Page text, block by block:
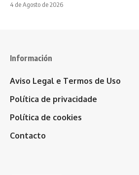
4 de Agosto de 2026
Información
Aviso Legal e Termos de Uso
Política de privacidade
Política de cookies
Contacto